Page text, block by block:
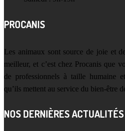
PROCANIS
Les animaux sont source de joie et
meilleur, et c’est chez Procanis que
de professionnels à taille humaine
qu’ils mettent au service du bien-être
NOS DERNIÈRES ACTUALITÉS